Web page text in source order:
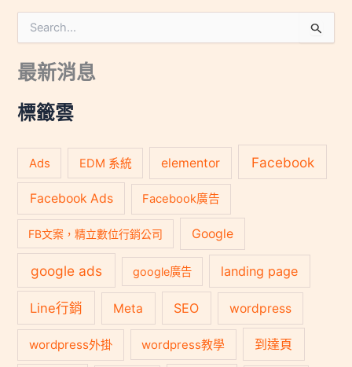
尋
鍵
:
最新消息
標籤雲
Ads EDM 系統 elementor Facebook
Facebook Ads Facebook廣告
FB文案，精立數位行銷公司 Google
google ads google廣告 landing page
Line行銷 Meta SEO wordpress
wordpress外掛 wordpress教學 到達頁